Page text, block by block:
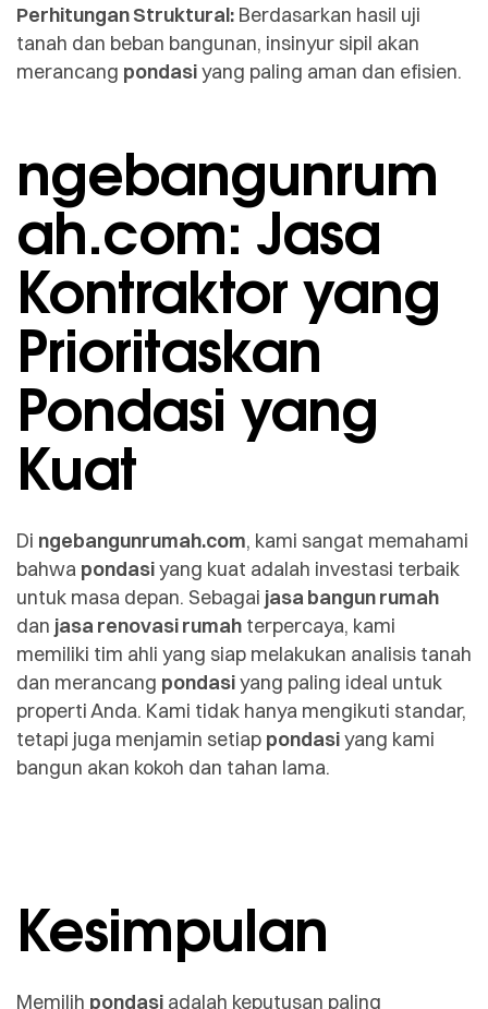
Perhitungan Struktural: Berdasarkan hasil uji
tanah dan beban bangunan, insinyur sipil akan
merancang pondasiyang paling aman dan efisien.
ngebangunrum
ah.com: Jasa
Kontraktor yang
Prioritaskan
Pondasi yang
Kuat
Di ngebangunrumah.com, kami sangat memahami
bahwa pondasiyang kuat adalah investasi terbaik
untuk masa depan. Sebagai jasa bangun rumah
dan jasa renovasi rumah terpercaya, kami
memiliki tim ahli yang siap melakukan analisis tanah
dan merancang pondasiyang paling ideal untuk
properti Anda. Kami tidak hanya mengikuti standar,
tetapi juga menjamin setiap pondasiyang kami
bangun akan kokoh dan tahan lama.
Kesimpulan
Memilih pondasi adalah keputusan paling